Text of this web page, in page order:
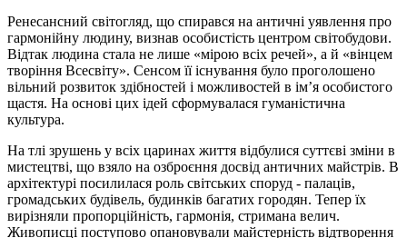
Ренесансний світогляд, що спирався на античні уявлення про
гармонійну людину, визнав особистість центром світобудови.
Відтак людина стала не лише «мірою всіх речей», а й «вінцем
творіння Всесвіту». Сенсом її існування було проголошено
вільний розвиток здібностей і можливостей в ім’я особистого
щастя. На основі цих ідей сформувалася гуманістична
культура.
На тлі зрушень у всіх царинах життя відбулися суттєві зміни в
мистецтві, що взяло на озброєння досвід античних майстрів. В
архітектурі посилилася роль світських споруд - палаців,
громадських будівель, будинків багатих городян. Тепер їх
вирізняли пропорційність, гармонія, стримана велич.
Живописці поступово опановували майстерність відтворення